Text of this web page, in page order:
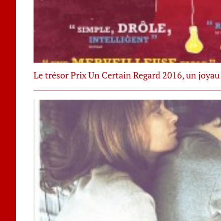
Le trésor Prix Un Certain Regard 2016, un joyau